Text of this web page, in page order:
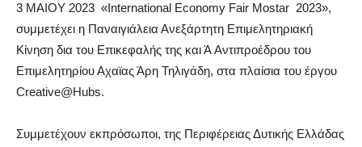
3 ΜΑΙΟΥ 2023 «International Economy Fair Mostar 2023»,
συμμετέχει η Παναιγιάλεια Ανεξάρτητη Επιμελητηριακή
Κίνηση δια του Επικεφαλής της και Ά Αντιπροέδρου του
Επιμελητηρίου Αχαϊας Άρη Τηλιγάδη, στα πλαίσια του έργου
Creative@Hubs.
Συμμετέχουν εκπρόσωποι, της Περιφέρειας Δυτικής Ελλάδας